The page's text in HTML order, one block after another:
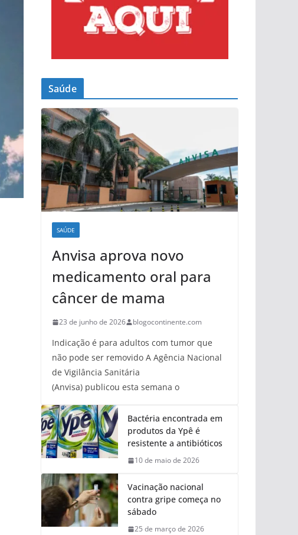
Saúde
SAÚDE
Anvisa aprova novo
medicamento oral para
câncer de mama
23 de junho de 2026 blogocontinente.com
Indicação é para adultos com tumor que
não pode ser removido A Agência Nacional
de Vigilância Sanitária
(Anvisa) publicou esta semana o
Bactéria encontrada em
produtos da Ypê é
resistente a antibióticos
10 de maio de 2026
Vacinação nacional
contra gripe começa no
sábado
25 de março de 2026